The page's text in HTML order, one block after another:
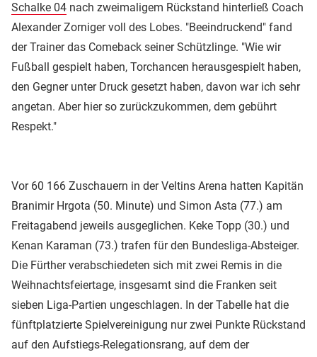
Schalke 04 nach zweimaligem Rückstand hinterließ Coach
Alexander Zorniger voll des Lobes. "Beeindruckend" fand
der Trainer das Comeback seiner Schützlinge. "Wie wir
Fußball gespielt haben, Torchancen herausgespielt haben,
den Gegner unter Druck gesetzt haben, davon war ich sehr
angetan. Aber hier so zurückzukommen, dem gebührt
Respekt."
Vor 60 166 Zuschauern in der Veltins Arena hatten Kapitän
Branimir Hrgota (50. Minute) und Simon Asta (77.) am
Freitagabend jeweils ausgeglichen. Keke Topp (30.) und
Kenan Karaman (73.) trafen für den Bundesliga-Absteiger.
Die Fürther verabschiedeten sich mit zwei Remis in die
Weihnachtsfeiertage, insgesamt sind die Franken seit
sieben Liga-Partien ungeschlagen. In der Tabelle hat die
fünftplatzierte Spielvereinigung nur zwei Punkte Rückstand
auf den Aufstiegs-Relegationsrang, auf dem der